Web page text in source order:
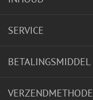
SERVICE
BETALINGSMIDDEL
VERZENDMETHODE